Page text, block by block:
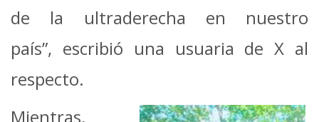
de la ultraderecha en nuestro
país”, escribió una usuaria de X al
respecto.
Mientras,